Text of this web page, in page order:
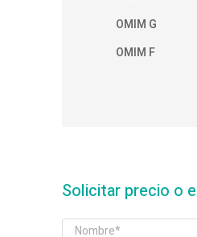
OMIM G
OMIM F
Solicitar precio o